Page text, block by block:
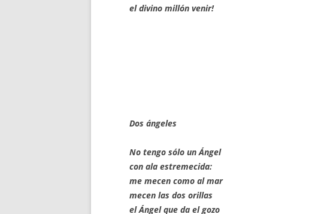
el divino millón venir!
Dos ángeles
No tengo sólo un Ángel
con ala estremecida:
me mecen como al mar
mecen las dos orillas
el Ángel que da el gozo